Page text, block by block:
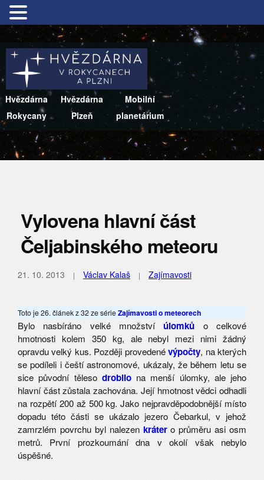
Hvězdárna
Rokycany
Hvězdárna
Plzeň
Mobilní
planetárium
Vylovena hlavní část
Čeljabinského meteoru
21. 10. 2013 Václav Kalaš Zajímavosti
Toto je 26. článek z 32 ze sérieZajímavosti o meteorech
Bylo nasbíráno velké množstvíúlomků o celkové
hmotnosti kolem 350 kg, ale nebyl mezi nimi žádný
opravdu velký kus. Později provedenévýpočty, na kterých
se podíleli i čeští astronomové, ukázaly, že během letu se
sice původní těleso drobilona menší úlomky, ale jeho
hlavní část zůstala zachována. Její hmotnost vědci odhadli
na rozpětí 200 až 500 kg. Jako nejpravděpodobnější místo
dopadu této části se ukázalo jezero Čebarkul, v jehož
zamrzlém povrchu byl nalezen krátero průměru asi osm
metrů. První prozkoumání dna v okolí však nebylo
úspěšné.